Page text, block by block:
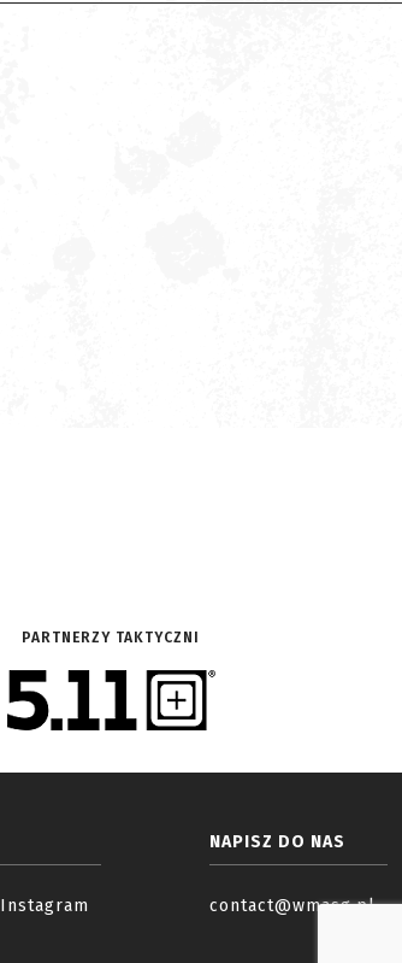
PARTNERZY TAKTYCZNI
Instagram
NAPISZ DO NAS
contact@wmasg.pl